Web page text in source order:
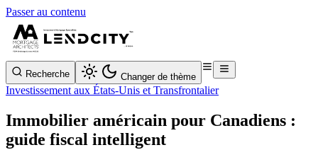
Passer au contenu
Recherche Changer de thème
Investissement aux États-Unis et Transfrontalier
Immobilier américain pour Canadiens :
guide fiscal intelligent